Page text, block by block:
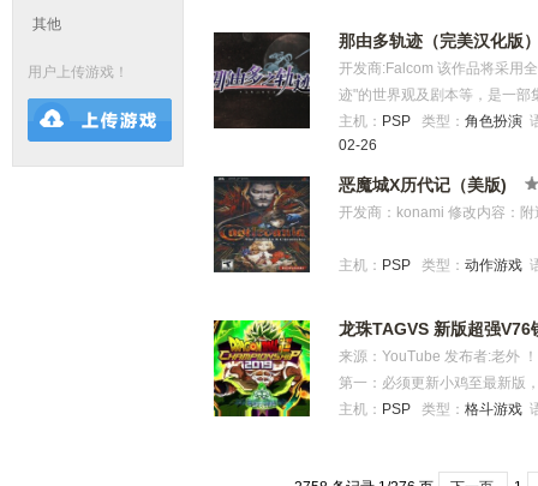
其他
用户上传游戏！
单，又很实用，建议实战常用
拳，把敌人转身了，然后打一
按↓+△，按几下□随意）打完
后3连追击，这样下来一般人
不错，一般都是一管多没了。
再接一套气功炮，然后一套重
□，3连追击···这个比较高手
极变态连技，开始的时候用
比较高手向，然后接一套勾拳
下□蓄力□重击飞然后加X冲刺
追击，按L+X冲上去按□，可
后只能打4下□接蓄力□击飞，
附加要素，像是在浦原商店购
在游戏中有一个“我的房间”，
（繁体中文字幕）、以及各个
神》原作的丰富世界展现在游
并设定一位原作角色的台词做
二个网络MAC地址它不能自己
间，小伙伴看见房间后点击申
移动(L＋X冲刺）（ L＋XX极
R 切换目标 近身X-O 气档 近
SELECT 取消变身 L＋
L＋△＝终极必杀技 【连招
□ 爆气下连续按 □ 可无限连
招、必杀技（超必杀）等！
到了对手面前后按□）＋下○
那由多轨迹（完美汉化版
开发商:Falcom 该作品将采用
迹"的世界观及剧本等，是一
轨迹等没有剧情关系。 感谢
Darkness-TX 翻译：冷月舞、
测试：Darkness-TX， 【九头
上帝Lyn，gto100234，丄房
的哀伤，梦月兰，S游戏人生
な，艾璐Grit_韭菜，空梦，城
雪，sefln，最爱君无戏言，双
主机： PSP 类型： 角色扮演
02-26
恶魔城X历代记（美版)
开发商：konami 修改内容：
主机： PSP 类型： 动作游戏
龙珠TAGVS 新版超强V76
来源：YouTube 发布者:老外
第一：必须更新小鸡至最新版
PPSSPP系统设置找到网络对
主机： PSP 类型： 格斗游戏